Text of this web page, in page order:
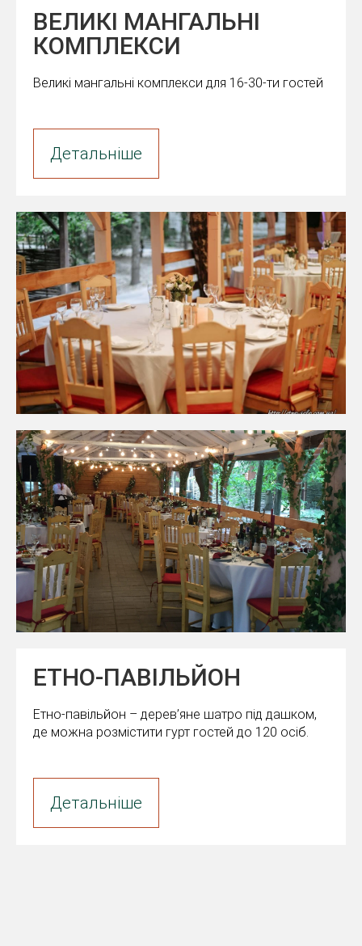
ВЕЛИКІ МАНГАЛЬНІ
КОМПЛЕКСИ
Великі мангальні комплекси для 16-30-ти гостей
Детальніше
ЕТНО-ПАВІЛЬЙОН
Етно-павільйон – дерев’яне шатро під дашком,
де можна розмістити гурт гостей до 120 осіб.
Детальніше